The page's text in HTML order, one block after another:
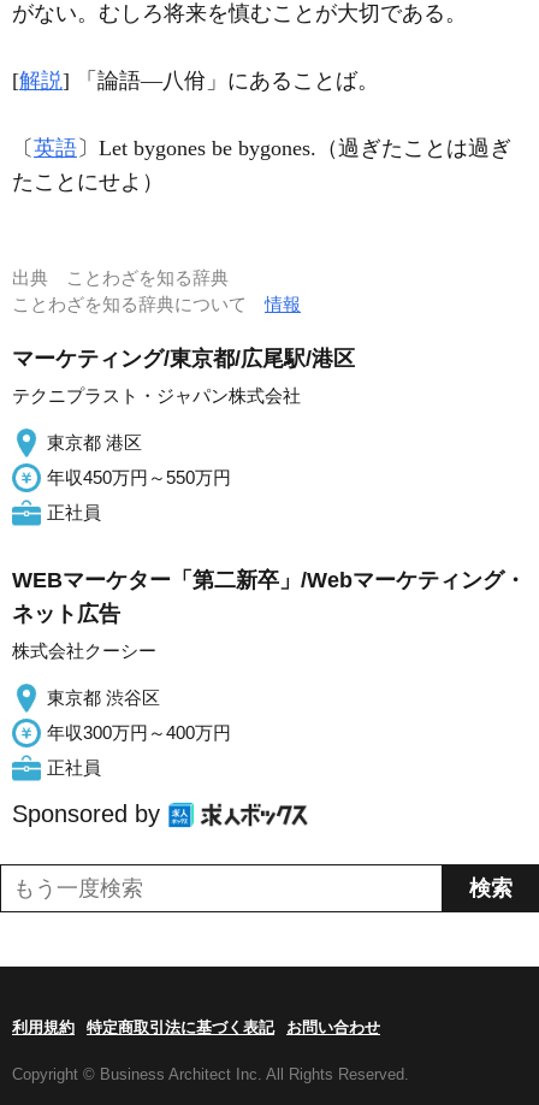
がない。むしろ将来を慎むことが大切である。
[解説] 「論語―八佾」にあることば。
〔 英語 〕Let bygones be bygones.（過ぎたことは過ぎ
たことにせよ）
出典
ことわざを知る辞典
ことわざを知る辞典について情報
マーケティング/東京都/広尾駅/港区
テクニプラスト・ジャパン株式会社
東京都 港区
年収450万円～550万円
正社員
WEBマーケター「第二新卒」/Webマーケティング・
ネット広告
株式会社クーシー
東京都 渋谷区
年収300万円～400万円
正社員
Sponsored by
利用規約 特定商取引法に基づく表記 お問い合わせ
Copyright © Business Architect Inc. All Rights Reserved.